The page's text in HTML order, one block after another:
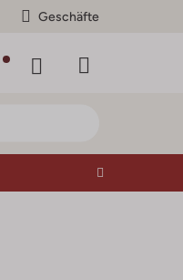
Geschäfte